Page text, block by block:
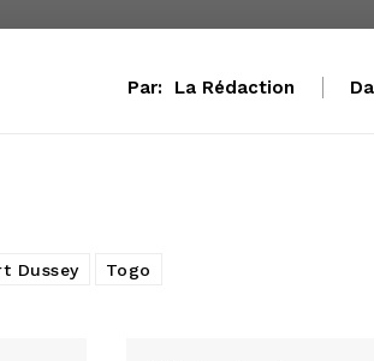
Par: La Rédaction
Dussey Togo